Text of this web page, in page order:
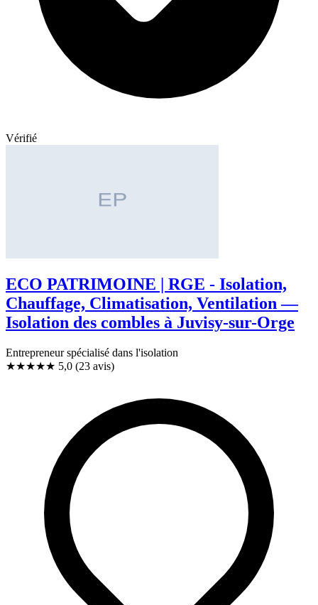
Vérifié
ECO PATRIMOINE | RGE - Isolation,
Chauffage, Climatisation, Ventilation —
Isolation des combles à Juvisy-sur-Orge
Entrepreneur spécialisé dans l'isolation
★★★★★ 5,0 (23 avis)